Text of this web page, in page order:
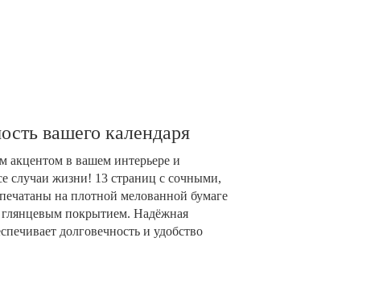
вашего календаря
акцентом в вашем интерьере и
случаи жизни! 13 страниц с сочными,
на плотной мелованной бумаге
глянцевым покрытием. Надёжная
долговечность и удобство